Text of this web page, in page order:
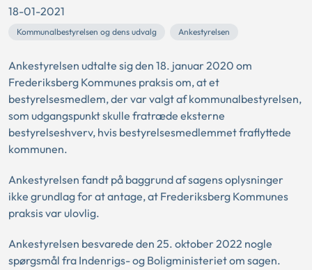
18-01-2021
Kommunalbestyrelsen og dens udvalg Ankestyrelsen
Ankestyrelsen udtalte sig den 18. januar 2020 om
Frederiksberg Kommunes praksis om, at et
bestyrelsesmedlem, der var valgt af kommunalbestyrelsen,
som udgangspunkt skulle fratræde eksterne
bestyrelseshverv, hvis bestyrelsesmedlemmet fraflyttede
kommunen.
Ankestyrelsen fandt på baggrund af sagens oplysninger
ikke grundlag for at antage, at Frederiksberg Kommunes
praksis var ulovlig.
Ankestyrelsen besvarede den 25. oktober 2022 nogle
spørgsmål fra Indenrigs- og Boligministeriet om sagen.